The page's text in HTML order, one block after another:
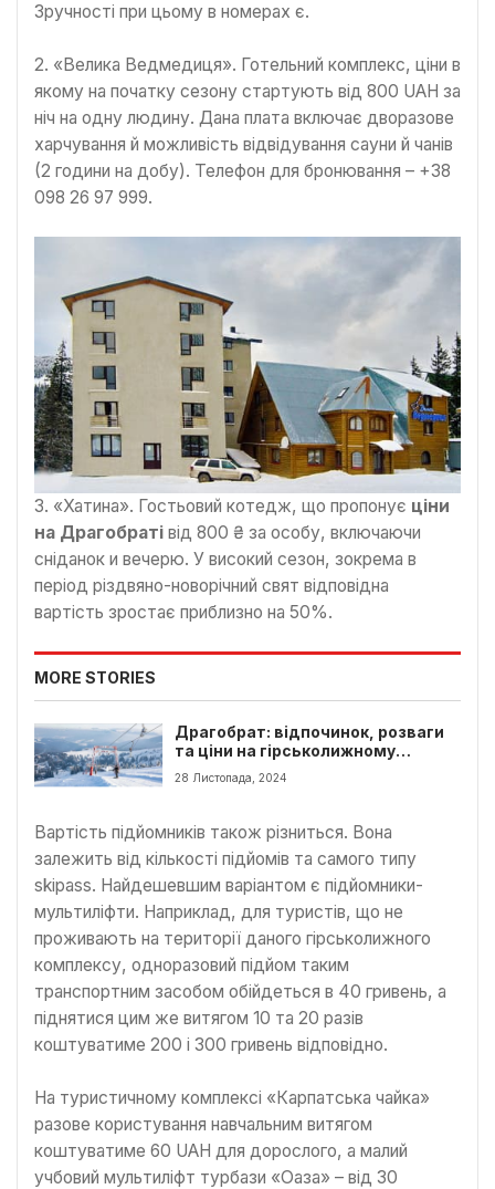
Зручності при цьому в номерах є.
2. «Велика Ведмедиця». Готельний комплекс, ціни в
якому на початку сезону стартують від 800 UAH за
ніч на одну людину. Дана плата включає дворазове
харчування й можливість відвідування сауни й чанів
(2 години на добу). Телефон для бронювання – +38
098 26 97 999.
3. «Хатина». Гостьовий котедж, що пропонує ціни
на Драгобраті від 800 ₴ за особу, включаючи
сніданок и вечерю. У високий сезон, зокрема в
період різдвяно-новорічний свят відповідна
вартість зростає приблизно на 50%.
MORE STORIES
Драгобрат: відпочинок, розваги
та ціни на гірськолижному
курорті
28 Листопада, 2024
Вартість підйомників також різниться. Вона
залежить від кількості підйомів та самого типу
skipass. Найдешевшим варіантом є підйомники-
мультиліфти. Наприклад, для туристів, що не
проживають на території даного гірськолижного
комплексу, одноразовий підйом таким
транспортним засобом обійдеться в 40 гривень, а
піднятися цим же витягом 10 та 20 разів
коштуватиме 200 і 300 гривень відповідно.
На туристичному комплексі «Карпатська чайка»
разове користування навчальним витягом
коштуватиме 60 UAH для дорослого, а малий
учбовий мультиліфт турбази «Оаза» – від 30